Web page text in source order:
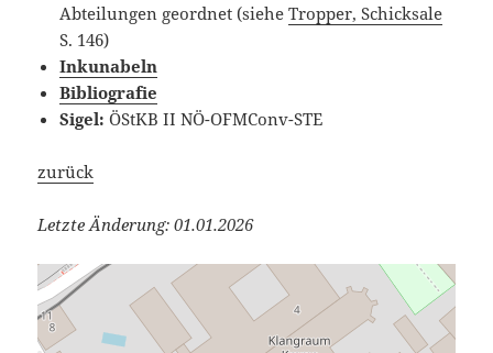
Abteilungen geordnet (sieheTropper, Schicksale
S. 146)
Inkunabeln
Bibliografie
Sigel: ÖStKB II NÖ-OFMConv-STE
zurück
Letzte Änderung: 01.01.2026